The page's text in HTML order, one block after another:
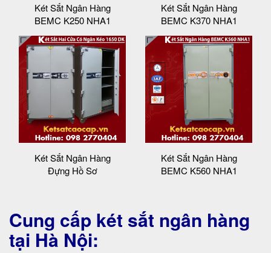
Két Sắt Ngân Hàng
BEMC K250 NHA1
Két Sắt Ngân Hàng
BEMC K370 NHA1
Két Sắt Ngân Hàng
Đựng Hồ Sơ
Két Sắt Ngân Hàng
BEMC K560 NHA1
Cung cấp két sắt ngân hàng
tại Hà Nội: